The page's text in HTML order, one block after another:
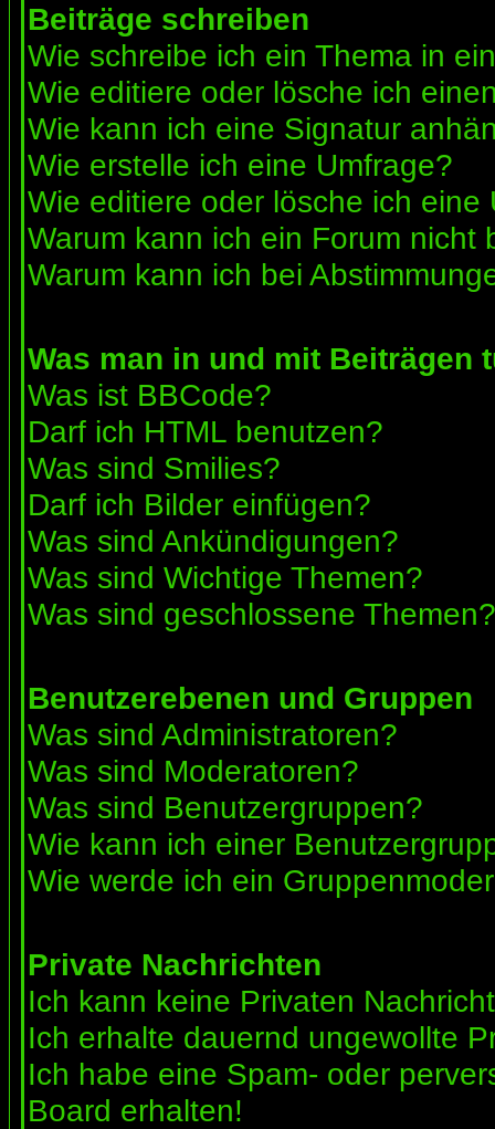
Beiträge schreiben
Wie schreibe ich ein Thema in
Wie editiere oder lösche ich
Wie kann ich eine Signatur
Wie erstelle ich eine Umfrage?
Wie editiere oder lösche ich eine
Warum kann ich ein Forum nicht
Warum kann ich bei
Was man in und mit Beiträgen
Was ist BBCode?
Darf ich HTML benutzen?
Was sind Smilies?
Darf ich Bilder einfügen?
Was sind Ankündigungen?
Was sind Wichtige Themen?
Was sind geschlossene Themen?
Benutzerebenen und Gruppen
Was sind Administratoren?
Was sind Moderatoren?
Was sind Benutzergruppen?
Wie kann ich einer
Wie werde ich ein
Private Nachrichten
Ich kann keine Privaten
Ich erhalte dauernd ungewollte
Ich habe eine Spam- oder
Board erhalten!